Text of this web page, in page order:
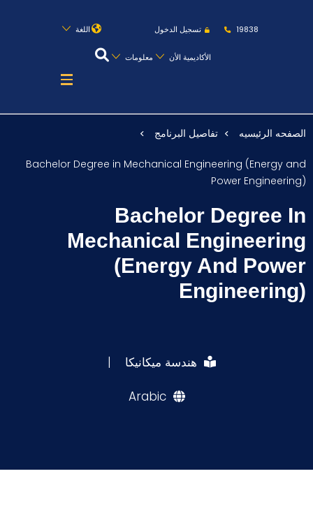
19838 تسجيل الدخول اللغة
الأكاديمية الأن معلومات
عن الأكاديمية
النقل البحري
الدراسات الأكاديمية
طلبة الأكاديمية
البحث العلمي
المجمعات
الصفحه الرئيسيه تفاصيل البرنامج
Bachelor Degree in Mechanical Engineering (Energy and
Power Engineering)
Bachelor Degree In
Mechanical Engineering
(Energy And Power
Engineering)
هندسة ميكانيكا
Arabic